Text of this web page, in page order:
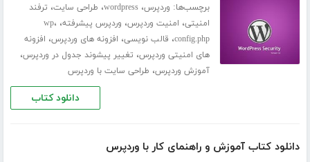
برچسب‌ها: وردپرس،wordpress، طراحی سایت، ترفند
امنیتی، امنیت وردپرس، وردپرس پیشرفته، wp،
config.php، قالب نویسی، افزونه های وردپرس، افزونه
های امنیتی وردپرس، تغییر پیشوند جدول در وردپرس،
آموزش وردپرس، طراحی سایت با وردپرس
دانلود کتاب
دانلود کتاب آموزش و راهنمای کار با وردپرس